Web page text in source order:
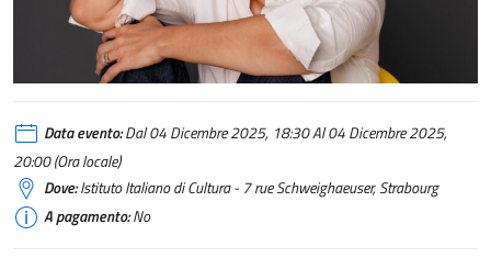
Data evento:Dal 04 Dicembre 2025, 18:30 Al 04 Dicembre 2025,
20:00 (Ora locale)
Dove:Istituto Italiano di Cultura - 7 rue Schweighaeuser, Strabourg
A pagamento:No